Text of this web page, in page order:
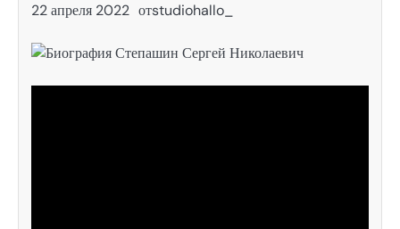
22 апреля 2022 отstudiohallo_